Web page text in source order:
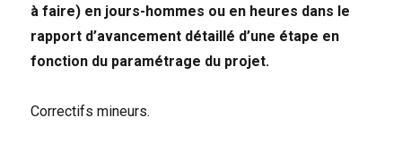
à faire) en jours-hommes ou en heures dans le
rapport d’avancement détaillé d’une étape en
fonction du paramétrage du projet.
Correctifs mineurs.